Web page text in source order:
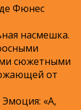
Фюнес
насмешка.
сюжетными
от
«А,